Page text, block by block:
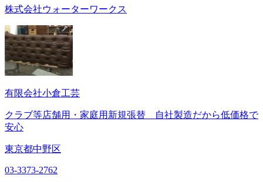
株式会社ウォーターワークス
有限会社小倉工芸
クラブ等店舗用・家庭用新規張替 自社製造だから低価格で
安心
東京都中野区
03-3373-2762